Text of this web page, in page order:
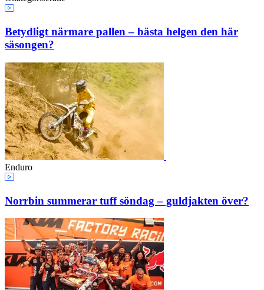
Betydligt närmare pallen – bästa helgen den här
säsongen?
Enduro
Norrbin summerar tuff söndag – guldjakten över?